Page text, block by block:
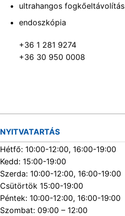
ultrahangos fogkőeltávolítás
endoszkópia
+36 1 281 9274
+36 30 950 0008
NYITVATARTÁS
Hétfő: 10:00-12:00, 16:00-19:00
Kedd: 15:00-19:00
Szerda: 10:00-12:00, 16:00-19:00
Csütörtök 15:00-19:00
Péntek: 10:00-12:00, 16:00-19:00
Szombat: 09:00 – 12:00